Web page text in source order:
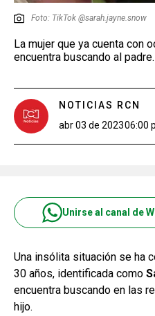
Foto: TikTok @sarah.jayne.snow
La mujer que ya cuenta con
encuentra buscando al padre.
NOTICIAS RCN
abr 03 de 202306:00
Unirse al canal de
Una insólita situación se ha
30 años, identificada como
encuentra buscando en las
hijo.